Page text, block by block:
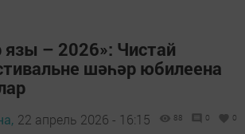
язы – 2026»: Чистай
шәһәр юбилеена
22 апрель 2026 - 16:15 88 0 0